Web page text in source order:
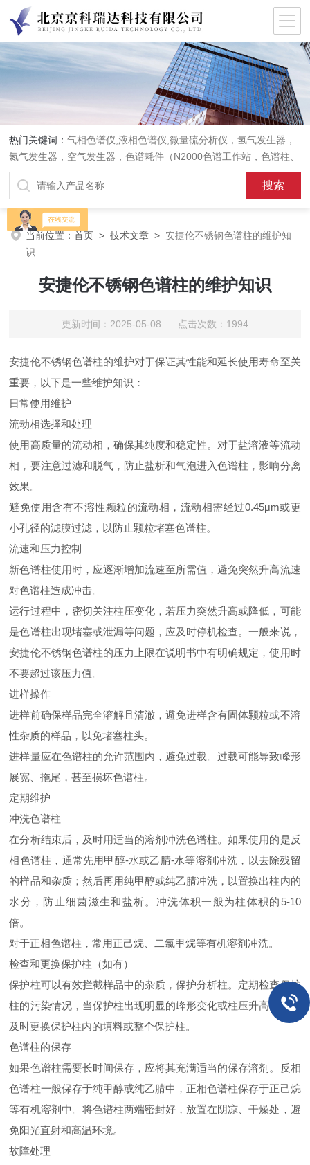
热门关键词：气相色谱仪,液相色谱仪,微量硫分析仪，氢气发生器，
氮气发生器，空气发生器，色谱耗件（N2000色谱工作站，色谱柱、
阀件、进样器、色谱担体），顶空进样器，热解析仪，紫外分光光度
计，原子吸收分光光度计，傅立叶红外光谱仪，分析天平等常规实验
室产品。
当前位置：首页 >技术文章 >安捷伦不锈钢色谱柱的维护知
识
安捷伦不锈钢色谱柱的维护知识
更新时间：2025-05-08 点击次数：1994
安捷伦不锈钢色谱柱的维护对于保证其性能和延长使用寿命至关
重要，以下是一些维护知识：
日常使用维护
流动相选择和处理
使用高质量的流动相，确保其纯度和稳定性。对于盐溶液等流动
相，要注意过滤和脱气，防止盐析和气泡进入色谱柱，影响分离
效果。
避免使用含有不溶性颗粒的流动相，流动相需经过0.45μm或更
小孔径的滤膜过滤，以防止颗粒堵塞色谱柱。
流速和压力控制
新色谱柱使用时，应逐渐增加流速至所需值，避免突然升高流速
对色谱柱造成冲击。
运行过程中，密切关注柱压变化，若压力突然升高或降低，可能
是色谱柱出现堵塞或泄漏等问题，应及时停机检查。一般来说，
安捷伦不锈钢色谱柱的压力上限在说明书中有明确规定，使用时
不要超过该压力值。
进样操作
进样前确保样品完全溶解且清澈，避免进样含有固体颗粒或不溶
性杂质的样品，以免堵塞柱头。
进样量应在色谱柱的允许范围内，避免过载。过载可能导致峰形
展宽、拖尾，甚至损坏色谱柱。
定期维护
冲洗色谱柱
在分析结束后，及时用适当的溶剂冲洗色谱柱。如果使用的是反
相色谱柱，通常先用甲醇-水或乙腈-水等溶剂冲洗，以去除残留
的样品和杂质；然后再用纯甲醇或纯乙腈冲洗，以置换出柱内的
水分，防止细菌滋生和盐析。冲洗体积一般为柱体积的5-10
倍。
对于正相色谱柱，常用正己烷、二氯甲烷等有机溶剂冲洗。
检查和更换保护柱（如有）
保护柱可以有效拦截样品中的杂质，保护分析柱。定期检查保护
柱的污染情况，当保护柱出现明显的峰形变化或柱压升高时，应
及时更换保护柱内的填料或整个保护柱。
色谱柱的保存
如果色谱柱需要长时间保存，应将其充满适当的保存溶剂。反相
色谱柱一般保存于纯甲醇或纯乙腈中，正相色谱柱保存于正己烷
等有机溶剂中。将色谱柱两端密封好，放置在阴凉、干燥处，避
免阳光直射和高温环境。
故障处理